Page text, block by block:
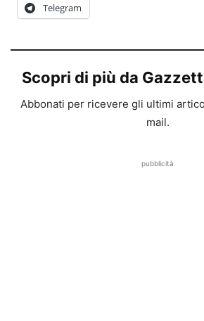
Telegram
Scopri di più da
Abbonati per ricevere gli ultimi
mail.
pubblicità